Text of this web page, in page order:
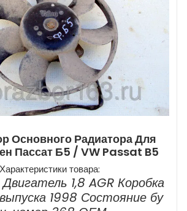
Основного Радиатора Для
Пассат Б5 / VW Passat B5
Характеристики товара:
1,8 AGR Коробка
1998 Состояние бу